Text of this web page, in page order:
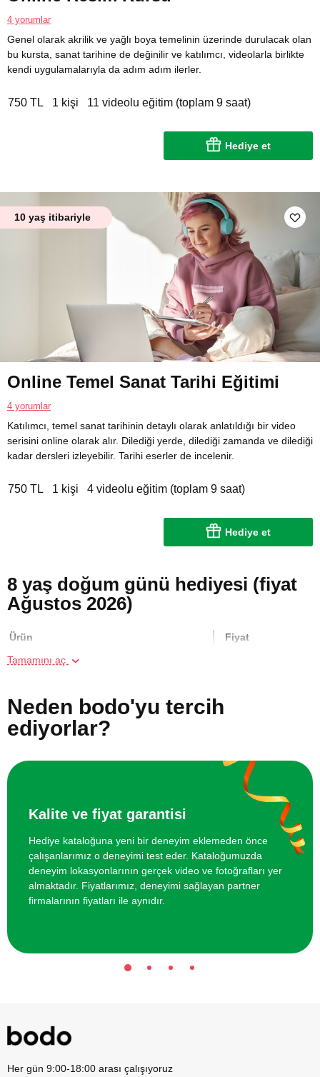
4 yorumlar
Genel olarak akrilik ve yağlı boya temelinin üzerinde durulacak olan
bu kursta, sanat tarihine de değinilir ve katılımcı, videolarla birlikte
kendi uygulamalarıyla da adım adım ilerler.
750 TL 1 kişi 11 videolu eğitim (toplam 9 saat)
Hediye et
10 yaş itibariyle
Online Temel Sanat Tarihi Eğitimi
4 yorumlar
Katılımcı, temel sanat tarihinin detaylı olarak anlatıldığı bir video
serisini online olarak alır. Dilediği yerde, dilediği zamanda ve dilediği
kadar dersleri izleyebilir. Tarihi eserler de incelenir.
750 TL 1 kişi 4 videolu eğitim (toplam 9 saat)
Hediye et
8 yaş doğum günü hediyesi (fiyat
Ağustos 2026)
Ürün Fiyat
Online Temel Karakalem Kursu
750 TL
Tamamını aç
Neden bodo'yu tercih
ediyorlar?
Kalite ve fiyat garantisi
Hediye kataloğuna yeni bir deneyim eklemeden önce
çalışanlarımız o deneyimi test eder. Kataloğumuzda
deneyim lokasyonlarının gerçek video ve fotoğrafları yer
almaktadır. Fiyatlarımız, deneyimi sağlayan partner
firmalarının fiyatları ile aynıdır.
Her gün 9:00-18:00 arası çalışıyoruz